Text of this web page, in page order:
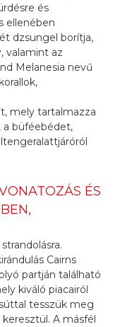
és
ellenében
dzsungel borítja,
valamint az
Melanesia nevű
mely tartalmazza
a büféebédet,
ÉS
Cairns
partján található
kiváló piacairól
tesszük meg
A másfél